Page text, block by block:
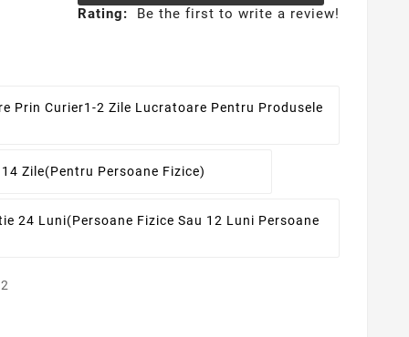
Rating: Be the first to write a review!
Prin Curier1-2 Zile Lucratoare Pentru Produsele
Zile(pentru Persoane Fizice)
24 Luni(persoane Fizice Sau 12 Luni Persoane